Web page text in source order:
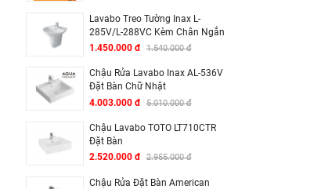
Lavabo Treo Tường Inax L-
285V/L-288VC Kèm Chân Ngắn
1.450.000 đ 1.540.000 đ
Chậu Rửa Lavabo Inax AL-536V
Đặt Bàn Chữ Nhật
4.003.000 đ 5.010.000 đ
Chậu Lavabo TOTO LT710CTR
Đặt Bàn
2.520.000 đ 2.955.000 đ
Chậu Rửa Đặt Bàn American